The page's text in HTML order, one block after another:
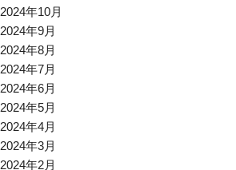
2024年10月
2024年9月
2024年8月
2024年7月
2024年6月
2024年5月
2024年4月
2024年3月
2024年2月